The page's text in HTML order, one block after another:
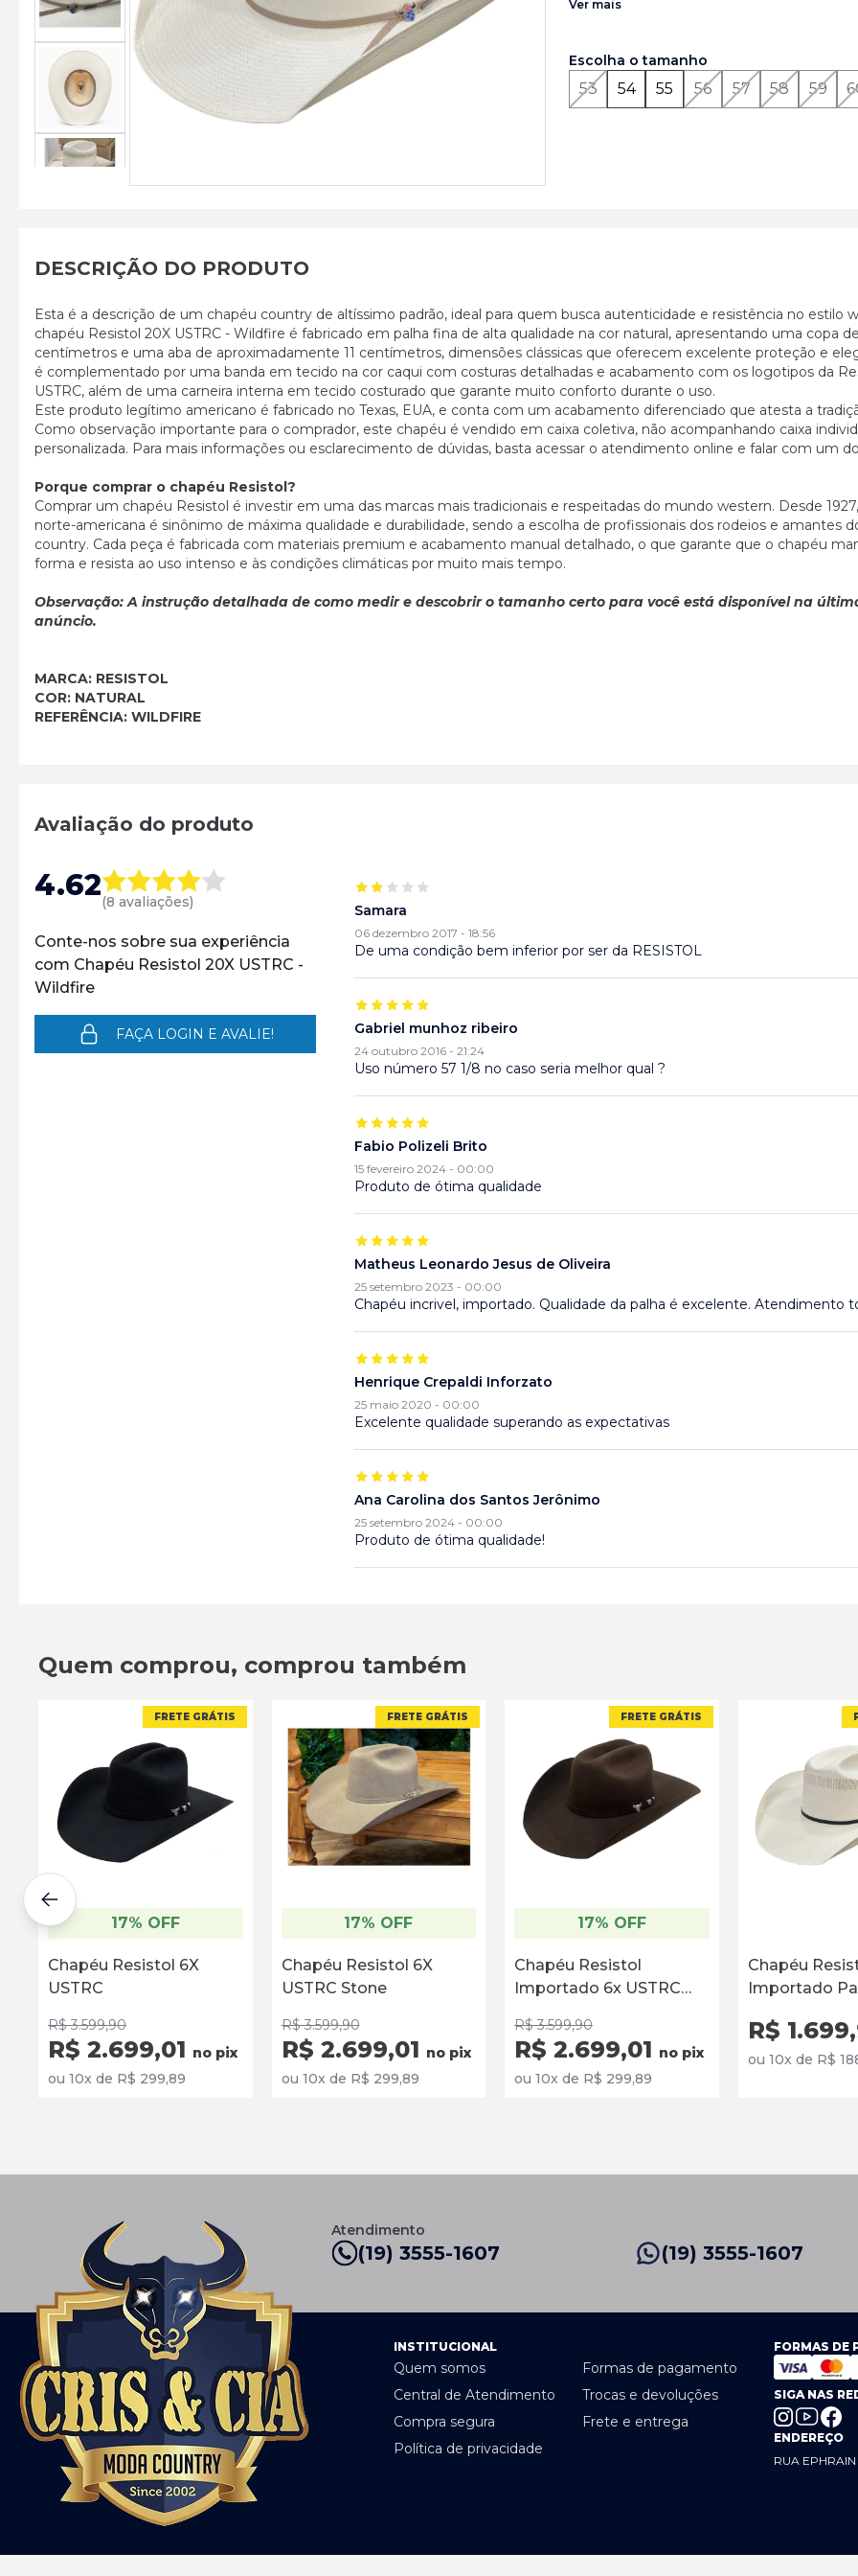
do mundo western. Desde 1927, a marca norte-
de máxima qualidade e durabilidade, sendo a
dos rodeios e amantes do estilo country. Cada peça
materiais premium e acabamento manual
Ver mais
Escolha o tamanho
53 54 55 56 57 58 59
DESCRIÇÃO DO PRODUTO
Esta é a descrição de um chapéu country de altíssimo padrão, ideal para quem busca autenticidade e resistência no estilo
chapéu Resistol 20X USTRC - Wildfire é fabricado em palha fina de alta qualidade na cor natural, apresentando uma copa de
centímetros e uma aba de aproximadamente 11 centímetros, dimensões clássicas que oferecem excelente proteção e
é complementado por uma banda em tecido na cor caqui com costuras detalhadas e acabamento com os logotipos da
USTRC, além de uma carneira interna em tecido costurado que garante muito conforto durante o uso.
Este produto legítimo americano é fabricado no Texas, EUA, e conta com um acabamento diferenciado que atesta a
Como observação importante para o comprador, este chapéu é vendido em caixa coletiva, não acompanhando caixa
personalizada. Para mais informações ou esclarecimento de dúvidas, basta acessar o atendimento online e falar com um
Porque comprar o chapéu Resistol?
Comprar um chapéu Resistol é investir em uma das marcas mais tradicionais e respeitadas do mundo western. Desde
norte-americana é sinônimo de máxima qualidade e durabilidade, sendo a escolha de profissionais dos rodeios e amantes
country. Cada peça é fabricada com materiais premium e acabamento manual detalhado, o que garante que o chapéu
forma e resista ao uso intenso e às condições climáticas por muito mais tempo.
Observação:A instrução detalhada de como medir e descobrir o tamanho certo para você está disponível na
anúncio.
MARCA: RESISTOL
COR: NATURAL
REFERÊNCIA: WILDFIRE
Avaliação do produto
4.62(8 avaliações)
Conte-nos sobre sua experiência
com Chapéu Resistol 20X USTRC -
Wildfire
FAÇA LOGIN E AVALIE!
Samara
06 dezembro 2017 - 18:56
De uma condição bem inferior por ser da RESISTOL
Gabriel munhoz ribeiro
24 outubro 2016 - 21:24
Uso número 57 1/8 no caso seria melhor qual ?
Fabio Polizeli Brito
15 fevereiro 2024 - 00:00
Produto de ótima qualidade
Matheus Leonardo Jesus de Oliveira
25 setembro 2023 - 00:00
Chapéu incrivel, importado. Qualidade da palha é excelente. Atendimento
Henrique Crepaldi Inforzato
25 maio 2020 - 00:00
Excelente qualidade superando as expectativas
Ana Carolina dos Santos Jerônimo
25 setembro 2024 - 00:00
Produto de ótima qualidade!
Excelente qualidade superando as expectativas
Ana Carolina dos Santos Jerônimo
25 setembro 2024 - 00:00
Produto de ótima qualidade!
Quem comprou, comprou também
FRETE GRÁTIS
17% OFF
Chapéu Resistol 6X
USTRC
R$ 3.599,90
R$ 2.699,01 no pix
ou 10x de R$ 299,89
FRETE GRÁTIS
17% OFF
Chapéu Resistol 6X
USTRC Stone
R$ 3.599,90
R$ 2.699,01 no pix
ou 10x de R$ 299,89
FRETE GRÁTIS
17% OFF
Chapéu Resistol
Importado 6x USTRC
R$ 3.599,90
R$ 2.699,01 no pix
ou 10x de R$ 299,89
Chapéu
Importado
Money-
R$
ou 10x de R$
Atendimento
(19) 3555-1607 (19) 3555-1607
INSTITUCIONAL
Quem somos
Formas de pagamento
Central de Atendimento
Trocas e devoluções
Compra segura
Frete e entrega
Política de privacidade
FORMAS DE
SIGA NAS
ENDEREÇO
RUA